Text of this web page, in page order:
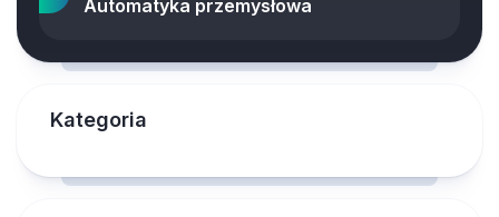
Automatyka przemysłowa
Kategoria